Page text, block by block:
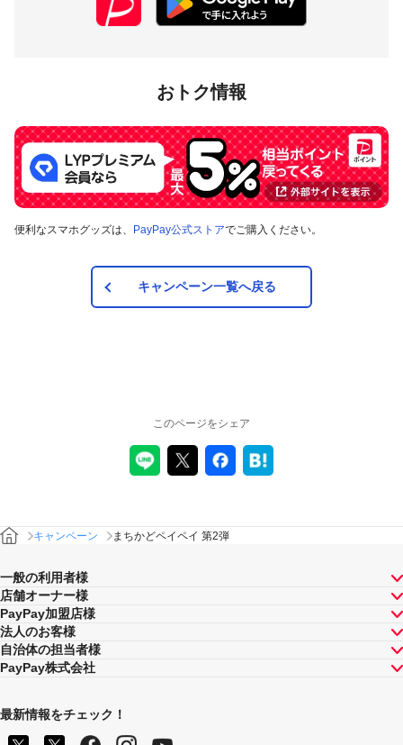
おトク情報
便利なスマホグッズは、 PayPay公式ストアでご購入ください。
キャンペーン一覧へ戻る
このページをシェア
キャンペーン まちかどペイペイ 第2弾
一般の利用者様
店舗オーナー様
PayPay加盟店様
法人のお客様
自治体の担当者様
PayPay株式会社
最新情報をチェック！